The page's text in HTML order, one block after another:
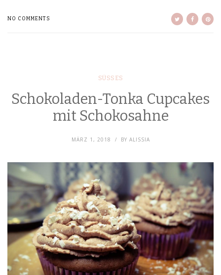
NO COMMENTS
SÜSSES
Schokoladen-Tonka Cupcakes
mit Schokosahne
MÄRZ 1, 2018 BY ALISSIA